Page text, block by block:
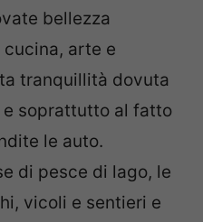
bellezza
arte e
tranquillità dovuta
e soprattutto al fatto
le auto.
di pesce di lago, le
vicoli e sentieri e